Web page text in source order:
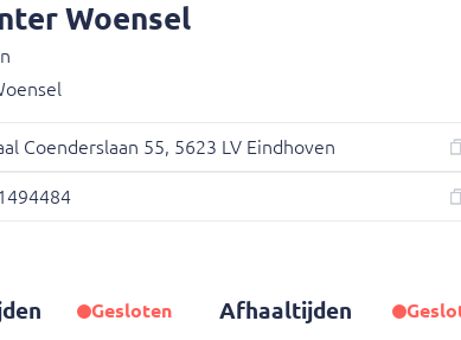
Woensel
Coenderslaan 55, 5623 LV Eindhoven
Gesloten
Afhaaltijden